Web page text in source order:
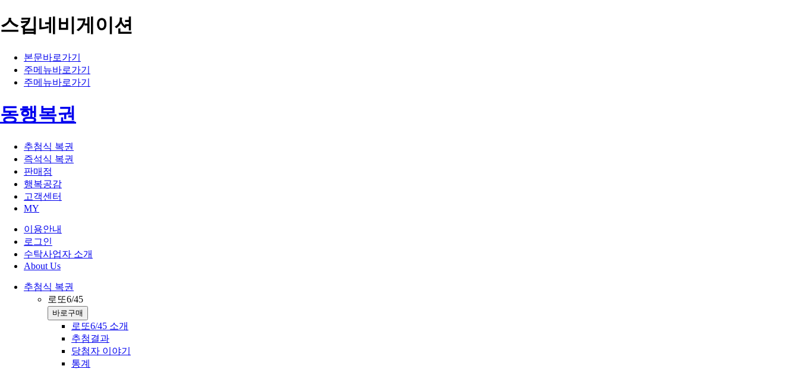
스킵네비게이션
본문바로가기
주메뉴바로가기
주메뉴바로가기
동행복권
추첨식 복권
즉석식 복권
판매점
행복공감
고객센터
MY
이용안내
로그인
수탁사업자 소개
About Us
추첨식 복권
로또6/45
바로구매
로또6/45 소개
추첨결과
당첨자 이야기
통계